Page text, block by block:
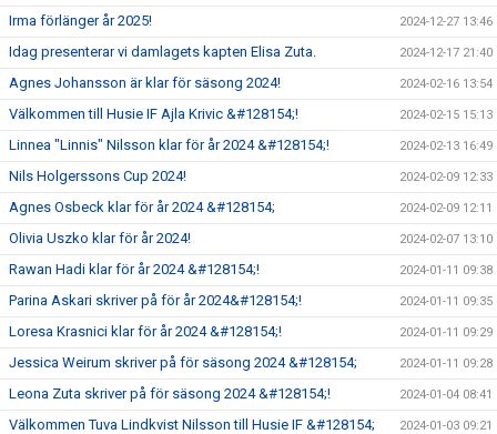
Irma förlänger år 2025! 2024-12-27 13:46
Idag presenterar vi damlagets kapten Elisa Zuta. 2024-12-17 21:40
Agnes Johansson är klar för säsong 2024! 2024-02-16 13:54
Välkommen till Husie IF Ajla Krivic &#128154;! 2024-02-15 15:13
Linnea "Linnis" Nilsson klar för år 2024 &#128154;! 2024-02-13 16:49
Nils Holgerssons Cup 2024! 2024-02-09 12:33
Agnes Osbeck klar för år 2024 &#128154; 2024-02-09 12:11
Olivia Uszko klar för år 2024! 2024-02-07 13:10
Rawan Hadi klar för år 2024 &#128154;! 2024-01-11 09:38
Parina Askari skriver på för år 2024&#128154;! 2024-01-11 09:35
Loresa Krasnici klar för år 2024 &#128154;! 2024-01-11 09:29
Jessica Weirum skriver på för säsong 2024 &#128154; 2024-01-11 09:28
Leona Zuta skriver på för säsong 2024 &#128154;! 2024-01-04 08:41
Välkommen Tuva Lindkvist Nilsson till Husie IF &#128154; 2024-01-03 09:21